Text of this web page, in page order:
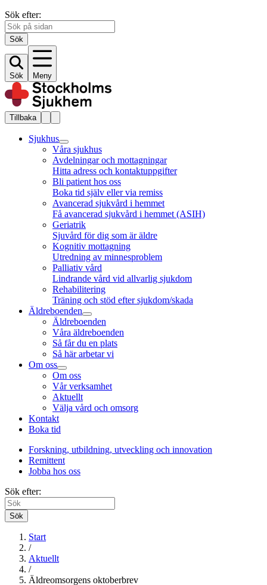
Sök efter:
Sök
Sök Meny
Tillbaka
Sjukhus
Våra sjukhus
Avdelningar och mottagningar
Hitta adress och kontaktuppgifter
Bli patient hos oss
Boka tid själv eller via remiss
Avancerad sjukvård i hemmet
Få avancerad sjukvård i hemmet (ASIH)
Geriatrik
Sjuvård för dig som är äldre
Kognitiv mottagning
Utredning av minnesproblem
Palliativ vård
Lindrande vård vid allvarlig sjukdom
Rehabilitering
Träning och stöd efter sjukdom/skada
Äldreboenden
Äldreboenden
Våra äldreboenden
Så får du en plats
Så här arbetar vi
Om oss
Om oss
Vår verksamhet
Aktuellt
Välja vård och omsorg
Kontakt
Boka tid
Forskning, utbildning, utveckling och innovation
Remittent
Jobba hos oss
Sök efter:
Sök
Start
/
Aktuellt
/
Äldreomsorgens oktoberbrev